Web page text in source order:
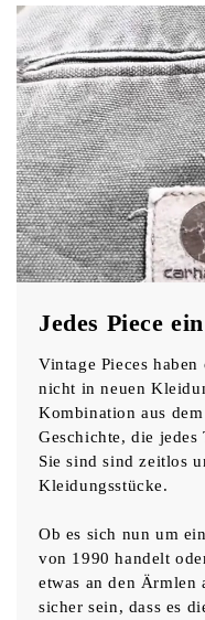
Jedes Piece
Vintage Pieces
nicht in neuen
Kombination aus
Geschichte, die jedes
Sie sind sind zeitlos
Kleidungsstücke.
Ob es sich nun um
von 1990 handelt
etwas an den Ärmlen
sicher sein, dass es